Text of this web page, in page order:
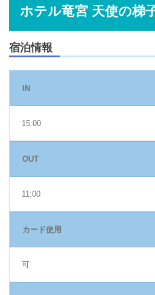
ホテル竜宮 天使の梯
宿泊情報
IN
15:00
OUT
11:00
カード使用
可